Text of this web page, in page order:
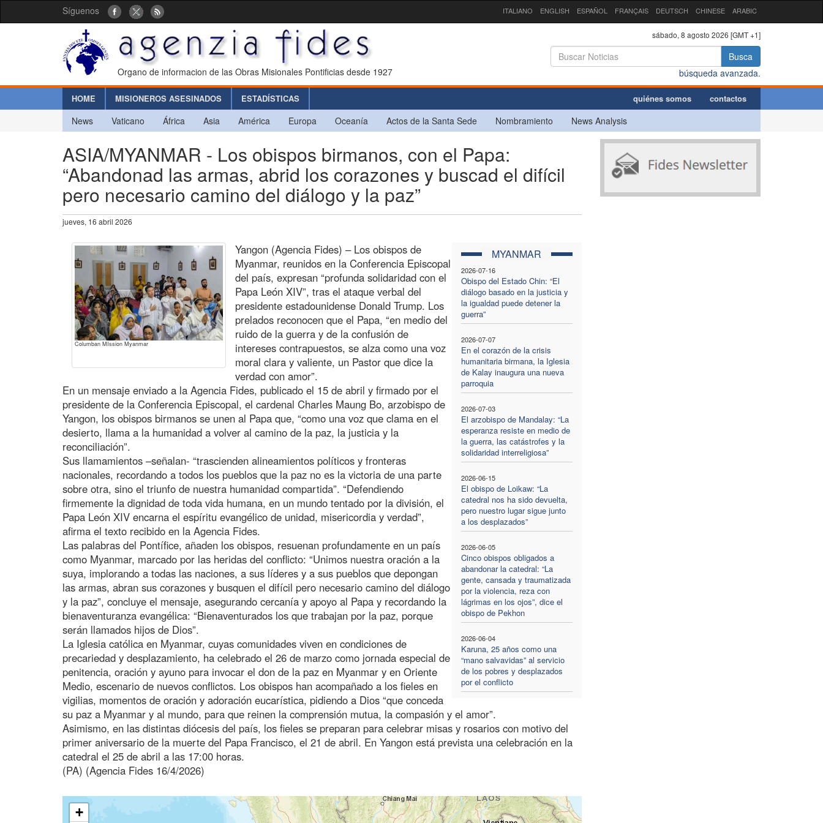
Síguenos ITALIANO ENGLISH ESPAÑOL FRANÇAIS DEUTSCH CHINESE ARABIC
Organo de informacion de las Obras Misionales Pontificias desde 1927
sábado, 8 agosto 2026 [GMT +1]
Busca
búsqueda avanzada.
HOME MISIONEROS ASESINADOS ESTADÍSTICAS quiénes somos contactos
News Vaticano África Asia América Europa Oceanía Actos de la Santa Sede Nombramiento News Analysis
ASIA/MYANMAR - Los obispos birmanos, con el Papa:
“Abandonad las armas, abrid los corazones y buscad el difícil
pero necesario camino del diálogo y la paz”
jueves, 16 abril 2026
Columban MIssion Myanmar
MYANMAR
2026-07-16
Obispo del Estado Chin: “El
diálogo basado en la justicia y
la igualdad puede detener la
guerra”
2026-07-07
En el corazón de la crisis
humanitaria birmana, la Iglesia
de Kalay inaugura una nueva
parroquia
2026-07-03
El arzobispo de Mandalay: “La
esperanza resiste en medio de
la guerra, las catástrofes y la
solidaridad interreligiosa”
2026-06-15
El obispo de Loikaw: “La
catedral nos ha sido devuelta,
pero nuestro lugar sigue junto
a los desplazados”
2026-06-05
Cinco obispos obligados a
abandonar la catedral: “La
gente, cansada y traumatizada
por la violencia, reza con
lágrimas en los ojos”, dice el
obispo de Pekhon
2026-06-04
Karuna, 25 años como una
“mano salvavidas” al servicio
de los pobres y desplazados
por el conflicto
Yangon (Agencia Fides) – Los obispos de
Myanmar, reunidos en la Conferencia Episcopal
del país, expresan “profunda solidaridad con el
Papa León XIV”, tras el ataque verbal del
presidente estadounidense Donald Trump. Los
prelados reconocen que el Papa, “en medio del
ruido de la guerra y de la confusión de
intereses contrapuestos, se alza como una voz
moral clara y valiente, un Pastor que dice la
verdad con amor”.
En un mensaje enviado a la Agencia Fides, publicado el 15 de abril y firmado por el
presidente de la Conferencia Episcopal, el cardenal Charles Maung Bo, arzobispo de
Yangon, los obispos birmanos se unen al Papa que, “como una voz que clama en el
desierto, llama a la humanidad a volver al camino de la paz, la justicia y la
reconciliación”.
Sus llamamientos –señalan- “trascienden alineamientos políticos y fronteras
nacionales, recordando a todos los pueblos que la paz no es la victoria de una parte
sobre otra, sino el triunfo de nuestra humanidad compartida”. “Defendiendo
firmemente la dignidad de toda vida humana, en un mundo tentado por la división, el
Papa León XIV encarna el espíritu evangélico de unidad, misericordia y verdad”,
afirma el texto recibido en la Agencia Fides.
Las palabras del Pontífice, añaden los obispos, resuenan profundamente en un país
como Myanmar, marcado por las heridas del conflicto: “Unimos nuestra oración a la
suya, implorando a todas las naciones, a sus líderes y a sus pueblos que depongan
las armas, abran sus corazones y busquen el difícil pero necesario camino del diálogo
y la paz”, concluye el mensaje, asegurando cercanía y apoyo al Papa y recordando la
bienaventuranza evangélica: “Bienaventurados los que trabajan por la paz, porque
serán llamados hijos de Dios”.
La Iglesia católica en Myanmar, cuyas comunidades viven en condiciones de
precariedad y desplazamiento, ha celebrado el 26 de marzo como jornada especial de
penitencia, oración y ayuno para invocar el don de la paz en Myanmar y en Oriente
Medio, escenario de nuevos conflictos. Los obispos han acompañado a los fieles en
vigilias, momentos de oración y adoración eucarística, pidiendo a Dios “que conceda
su paz a Myanmar y al mundo, para que reinen la comprensión mutua, la compasión y el amor”.
Asimismo, en las distintas diócesis del país, los fieles se preparan para celebrar misas y rosarios con motivo del
primer aniversario de la muerte del Papa Francisco, el 21 de abril. En Yangon está prevista una celebración en la
catedral el 25 de abril a las 17:00 horas.
(PA) (Agencia Fides 16/4/2026)
+